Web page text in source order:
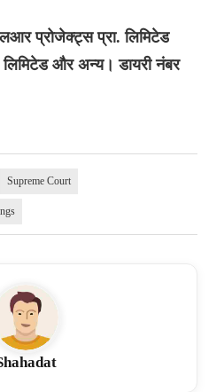
प्रोजेक्ट्स प्रा. लिमिटेड
लिमिटेड और अन्य। डायरी नंबर
Supreme Court